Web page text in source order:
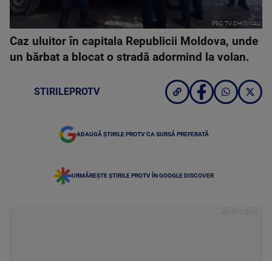
PRO TV CHISINAU
Caz uluitor în capitala Republicii Moldova, unde
un bărbat a blocat o stradă adormind la volan.
STIRILEPROTV
ADAUGĂ ȘTIRILE PROTV CA SURSĂ PREFERATĂ
URMĂREȘTE ȘTIRILE PROTV ÎN GOOGLE DISCOVER